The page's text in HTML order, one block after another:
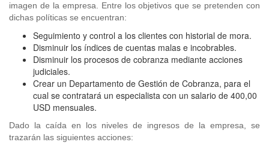
imagen de la empresa. Entre los objetivos que se pretenden con
dichas políticas se encuentran:
Seguimiento y control a los clientes con historial de mora.
Disminuir los índices de cuentas malas e incobrables.
Disminuir los procesos de cobranza mediante acciones
judiciales.
Crear un Departamento de Gestión de Cobranza, para el
cual se contratará un especialista con un salario de 400,00
USD mensuales.
Dado la caída en los niveles de ingresos de la empresa, se
trazarán las siguientes acciones: